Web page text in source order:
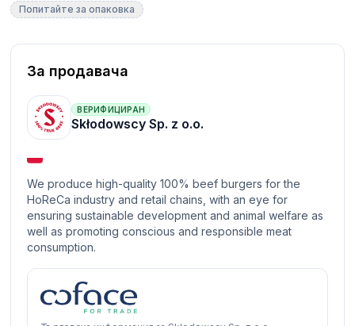
Попитайте за опаковка
За продавача
ВЕРИФИЦИРАН
Skłodowscy Sp. z o.o.
We produce high-quality 100% beef burgers for the
HoReCa industry and retail chains, with an eye for
ensuring sustainable development and animal welfare as
well as promoting conscious and responsible meat
consumption.